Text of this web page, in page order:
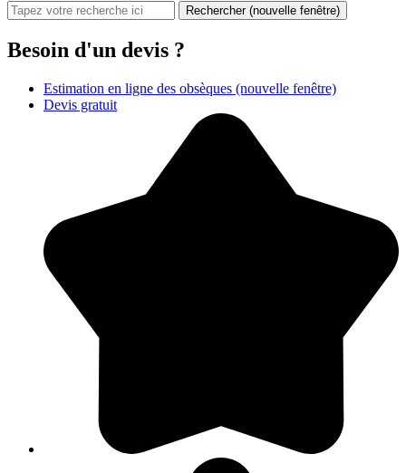
Rechercher (nouvelle fenêtre)
Besoin d'un devis ?
Estimation en ligne des obsèques (nouvelle fenêtre)
Devis gratuit